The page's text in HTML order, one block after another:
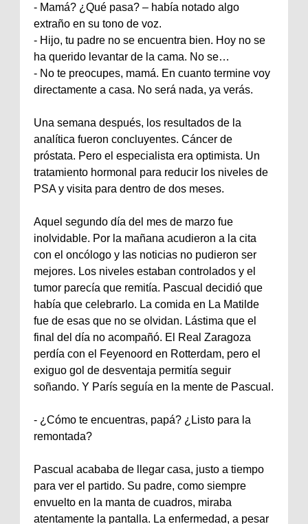
‐ Mamá? ¿Qué pasa? – había notado algo
extraño en su tono de voz.
‐ Hijo, tu padre no se encuentra bien. Hoy no se
ha querido levantar de la cama. No se…
‐ No te preocupes, mamá. En cuanto termine voy
directamente a casa. No será nada, ya verás.
Una semana después, los resultados de la
analítica fueron concluyentes. Cáncer de
próstata. Pero el especialista era optimista. Un
tratamiento hormonal para reducir los niveles de
PSA y visita para dentro de dos meses.
Aquel segundo día del mes de marzo fue
inolvidable. Por la mañana acudieron a la cita
con el oncólogo y las noticias no pudieron ser
mejores. Los niveles estaban controlados y el
tumor parecía que remitía. Pascual decidió que
había que celebrarlo. La comida en La Matilde
fue de esas que no se olvidan. Lástima que el
final del día no acompañó. El Real Zaragoza
perdía con el Feyenoord en Rotterdam, pero el
exiguo gol de desventaja permitía seguir
soñando. Y París seguía en la mente de Pascual.
‐ ¿Cómo te encuentras, papá? ¿Listo para la
remontada?
Pascual acababa de llegar casa, justo a tiempo
para ver el partido. Su padre, como siempre
envuelto en la manta de cuadros, miraba
atentamente la pantalla. La enfermedad, a pesar